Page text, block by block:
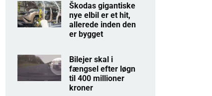
Škodas gigantiske
nye elbil er et hit,
allerede inden den
er bygget
Bilejer skal i
fængsel efter løgn
til 400 millioner
kroner